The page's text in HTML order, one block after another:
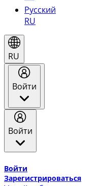
Русский
RU
RU
Войти
Войти
Войти
Зарегистрироваться